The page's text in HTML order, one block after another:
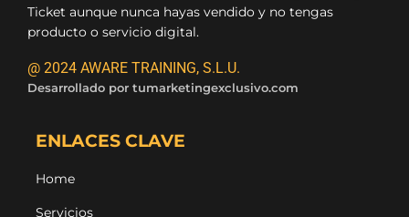
Ticket aunque nunca hayas vendido y no tengas
producto o servicio digital.
@ 2024 AWARE TRAINING, S.L.U.
Desarrollado por tumarketingexclusivo.com
ENLACES CLAVE
Home
Servicios